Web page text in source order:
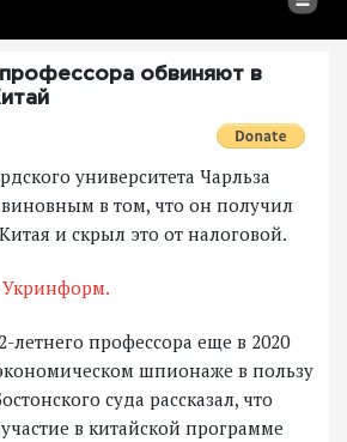
профессора обвиняют в
университета Чарльза
в том, что он получил
и скрыл это от налоговой.
Укринформ.
летнего профессора еще в 2020
шпионаже в пользу
суда рассказал, что
в китайской программе